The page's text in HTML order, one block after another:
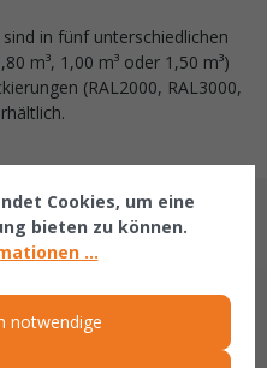
sind in fünf unterschiedlichen
m³, 1,00 m³ oder 1,50 m³)
(RAL2000, RAL3000,
Cookies, um eine
bieten zu können.
...
notwendige